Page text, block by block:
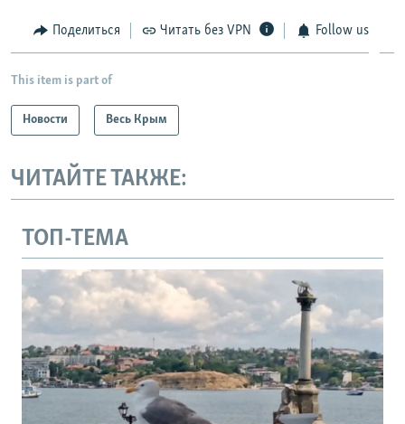
Поделиться Читать без VPN Follow us
This item is part of
Новости Весь Крым
ЧИТАЙТЕ ТАКЖЕ:
ТОП-ТЕМА